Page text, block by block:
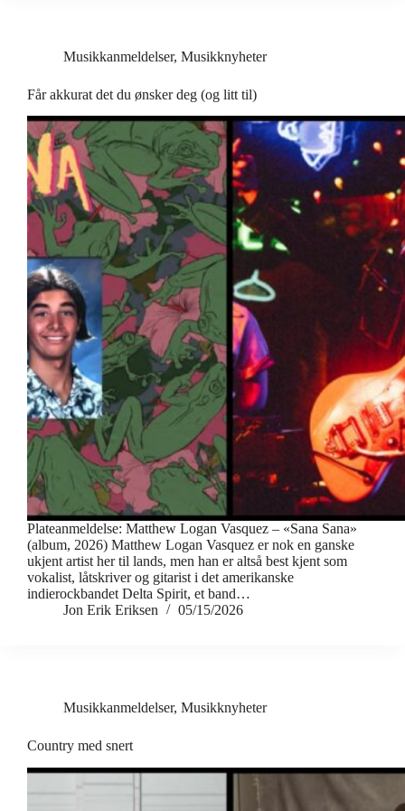
Musikkanmeldelser, Musikknyheter
Får akkurat det du ønsker deg (og litt til)
Plateanmeldelse: Matthew Logan Vasquez – «Sana Sana»
(album, 2026) Matthew Logan Vasquez er nok en ganske
ukjent artist her til lands, men han er altså best kjent som
vokalist, låtskriver og gitarist i det amerikanske
indierockbandet Delta Spirit, et band…
Jon Erik Eriksen
05/15/2026
Musikkanmeldelser, Musikknyheter
Country med snert